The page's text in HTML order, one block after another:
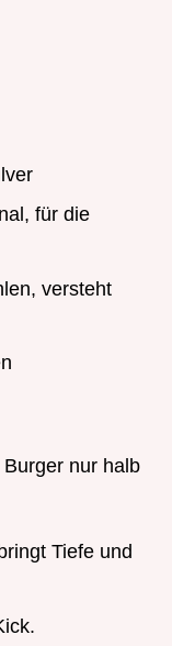
für die
versteht
nur halb
Tiefe und